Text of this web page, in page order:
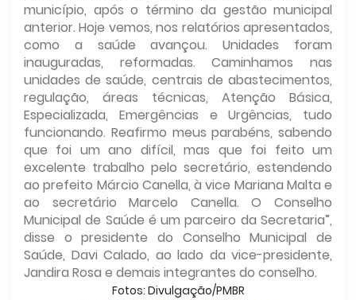
município, após o término da gestão municipal
anterior. Hoje vemos, nos relatórios apresentados,
como a saúde avançou. Unidades foram
inauguradas, reformadas. Caminhamos nas
unidades de saúde, centrais de abastecimentos,
regulação, áreas técnicas, Atenção Básica,
Especializada, Emergências e Urgências, tudo
funcionando. Reafirmo meus parabéns, sabendo
que foi um ano difícil, mas que foi feito um
excelente trabalho pelo secretário, estendendo
ao prefeito Márcio Canella, à vice Mariana Malta e
ao secretário Marcelo Canella. O Conselho
Municipal de Saúde é um parceiro da Secretaria”,
disse o presidente do Conselho Municipal de
Saúde, Davi Calado, ao lado da vice-presidente,
Jandira Rosa e demais integrantes do conselho.
Fotos: Divulgação/PMBR